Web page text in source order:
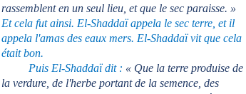
rassemblent en un seul lieu, et que le sec paraisse. »
Et cela fut ainsi. El-Shaddaï appela le sec terre, et il
appela l'amas des eaux mers. El-Shaddaï vit que cela
était bon.
Puis El-Shaddaï dit : « Que la terre produise de
la verdure, de l'herbe portant de la semence, des